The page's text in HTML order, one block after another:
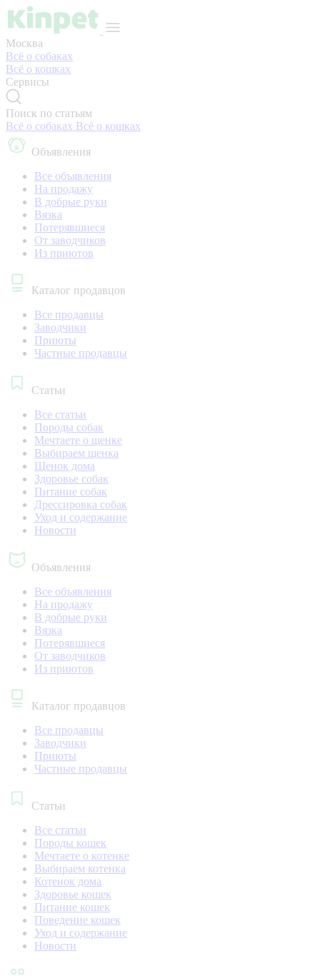
Москва
Всё о собаках
Всё о кошках
Сервисы
Поиск по статьям
Всё о собаках Всё о кошках
Объявления
Все объявления
На продажу
В добрые руки
Вязка
Потерявшиеся
От заводчиков
Из приютов
Каталог продавцов
Все продавцы
Заводчики
Приюты
Частные продавцы
Статьи
Все статьи
Породы собак
Мечтаете о щенке
Выбираем щенка
Щенок дома
Здоровье собак
Питание собак
Дрессировка собак
Уход и содержание
Новости
Объявления
Все объявления
На продажу
В добрые руки
Вязка
Потерявшиеся
От заводчиков
Из приютов
Каталог продавцов
Все продавцы
Заводчики
Приюты
Частные продавцы
Статьи
Все статьи
Породы кошек
Мечтаете о котенке
Выбираем котенка
Котенок дома
Здоровье кошек
Питание кошек
Поведение кошек
Уход и содержание
Новости